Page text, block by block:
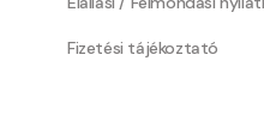
Fizetési tájékoztató